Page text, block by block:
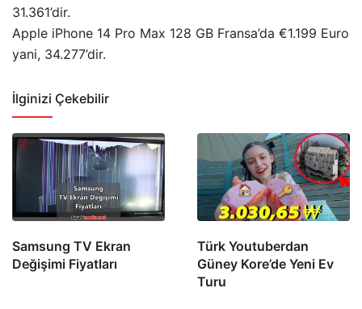
31.361’dir.
Apple iPhone 14 Pro Max 128 GB Fransa’da €1.199 Euro
yani, 34.277’dir.
İlginizi Çekebilir
Samsung TV Ekran
Değişimi Fiyatları
Türk Youtuberdan
Güney Kore’de Yeni Ev
Turu